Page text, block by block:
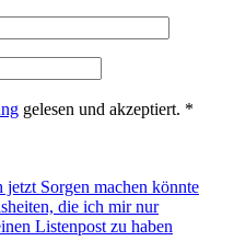
gelesen und akzeptiert. *
jetzt Sorgen machen könnte
die ich mir nur
Listenpost zu haben